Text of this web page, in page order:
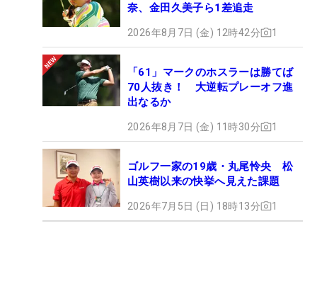
奈、金田久美子ら1差追走
2026年8月7日 (金) 12時42分 1
「61」マークのホスラーは勝てば
70人抜き！ 大逆転プレーオフ進
出なるか
2026年8月7日 (金) 11時30分 1
ゴルフ一家の19歳・丸尾怜央 松
山英樹以来の快挙へ見えた課題
2026年7月5日 (日) 18時13分 1